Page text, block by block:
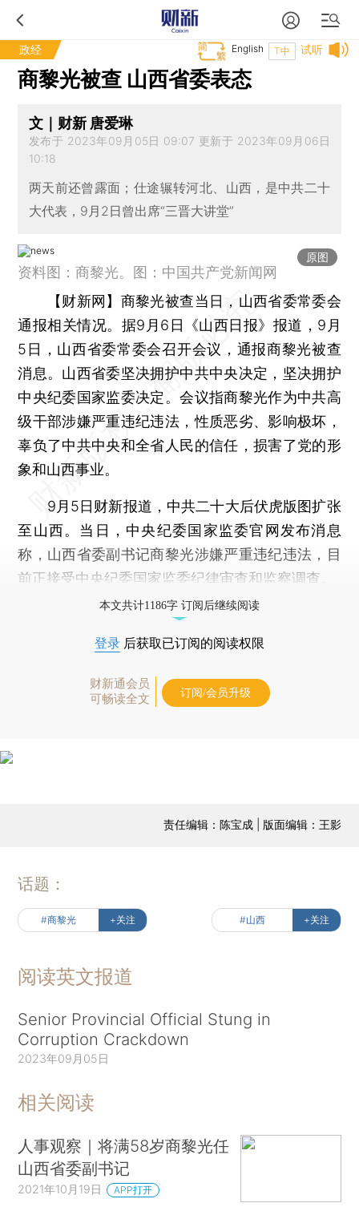
政经 试听
T中
English
商黎光被查 山西省委表态
文｜财新 唐爱琳
发布于 2023年09月05日 09:07 更新于 2023年09月06日
10:18
两天前还曾露面；仕途辗转河北、山西，是中共二十
大代表，9月2日曾出席“三晋大讲堂”
原图
资料图：商黎光。图：中国共产党新闻网
【财新网】 商黎光被查当日，山西省委常委会
通报相关情况。据9月6日《山西日报》报道，9月
5日，山西省委常委会召开会议，通报商黎光被查
消息。山西省委坚决拥护中共中央决定，坚决拥护
中央纪委国家监委决定。会议指商黎光作为中共高
级干部涉嫌严重违纪违法，性质恶劣、影响极坏，
辜负了中共中央和全省人民的信任，损害了党的形
象和山西事业。
9月5日财新报道，中共二十大后伏虎版图扩张
至山西。当日，中央纪委国家监委官网发布消息
称，山西省委副书记商黎光涉嫌严重违纪违法，目
前正接受中央纪委国家监委纪律审查和监察调查。
本文共计1186字 订阅后继续阅读
登录 后获取已订阅的阅读权限
财新通会员
可畅读全文
订阅/会员升级
责任编辑：陈宝成 | 版面编辑：王影
话题：
#商黎光 +关注 #山西 +关注
阅读英文报道
Senior Provincial Official Stung in
Corruption Crackdown
2023年09月05日
相关阅读
人事观察｜将满58岁商黎光任
山西省委副书记
2021年10月19日 APP打开